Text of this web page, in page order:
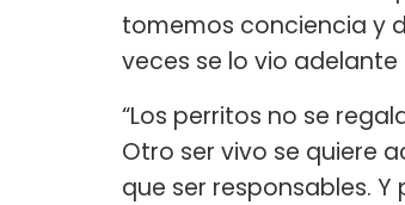
tomemos conciencia y
veces se lo vio
“Los perritos no se
Otro ser vivo se quiere
que ser responsables.